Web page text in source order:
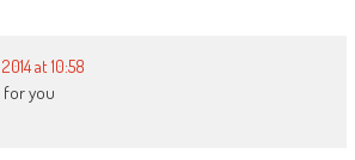
at 10:58
you